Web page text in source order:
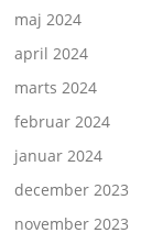
maj 2024
april 2024
marts 2024
februar 2024
januar 2024
december 2023
november 2023